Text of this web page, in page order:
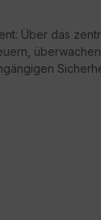
Über das